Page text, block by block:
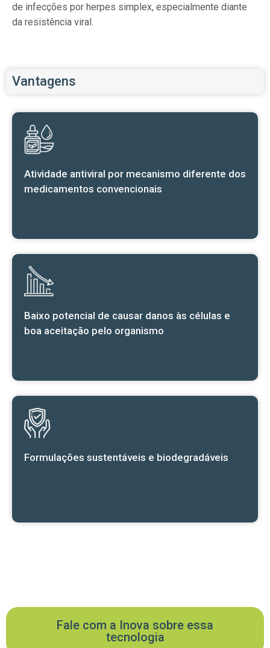
de infecções por herpes simplex, especialmente diante
da resistência viral.
Vantagens
Atividade antiviral por mecanismo diferente dos
medicamentos convencionais
Baixo potencial de causar danos às células e
boa aceitação pelo organismo
Formulações sustentáveis e biodegradáveis
Fale com a Inova sobre essa
tecnologia